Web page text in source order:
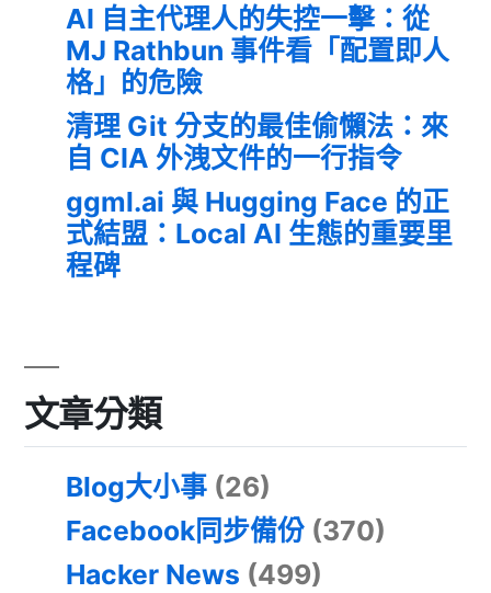
AI 自主代理人的失控一擊：從
MJ Rathbun 事件看「配置即人
格」的危險
清理 Git 分支的最佳偷懶法：來
自 CIA 外洩文件的一行指令
ggml.ai 與 Hugging Face 的正
式結盟：Local AI 生態的重要里
程碑
文章分類
Blog大小事 (26)
Facebook同步備份 (370)
Hacker News (499)